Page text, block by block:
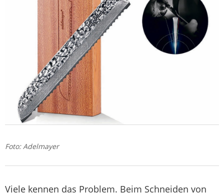
Foto: Adelmayer
Viele kennen das Problem. Beim Schneiden von